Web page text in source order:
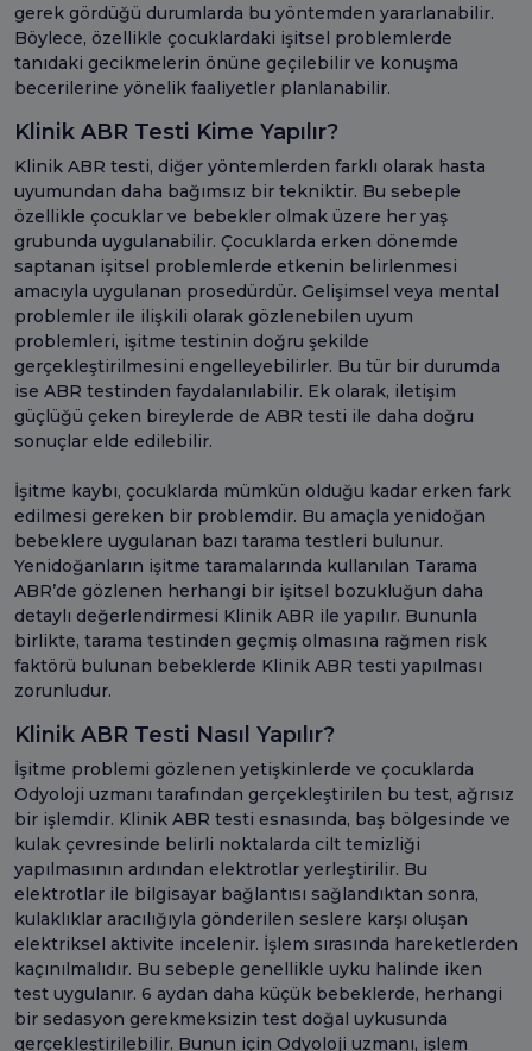
gerek gördüğü durumlarda bu yöntemden yararlanabilir.
Böylece, özellikle çocuklardaki işitsel problemlerde
tanıdaki gecikmelerin önüne geçilebilir ve konuşma
becerilerine yönelik faaliyetler planlanabilir.
Klinik ABR Testi Kime Yapılır?
Klinik ABR testi, diğer yöntemlerden farklı olarak hasta
uyumundan daha bağımsız bir tekniktir. Bu sebeple
özellikle çocuklar ve bebekler olmak üzere her yaş
grubunda uygulanabilir. Çocuklarda erken dönemde
saptanan işitsel problemlerde etkenin belirlenmesi
amacıyla uygulanan prosedürdür. Gelişimsel veya mental
problemler ile ilişkili olarak gözlenebilen uyum
problemleri, işitme testinin doğru şekilde
gerçekleştirilmesini engelleyebilirler. Bu tür bir durumda
ise ABR testinden faydalanılabilir. Ek olarak, iletişim
güçlüğü çeken bireylerde de ABR testi ile daha doğru
sonuçlar elde edilebilir.
İşitme kaybı, çocuklarda mümkün olduğu kadar erken fark
edilmesi gereken bir problemdir. Bu amaçla yenidoğan
bebeklere uygulanan bazı tarama testleri bulunur.
Yenidoğanların işitme taramalarında kullanılan Tarama
ABR’de gözlenen herhangi bir işitsel bozukluğun daha
detaylı değerlendirmesi Klinik ABR ile yapılır. Bununla
birlikte, tarama testinden geçmiş olmasına rağmen risk
faktörü bulunan bebeklerde Klinik ABR testi yapılması
zorunludur.
Klinik ABR Testi Nasıl Yapılır?
İşitme problemi gözlenen yetişkinlerde ve çocuklarda
Odyoloji uzmanı tarafından gerçekleştirilen bu test, ağrısız
bir işlemdir. Klinik ABR testi esnasında, baş bölgesinde ve
kulak çevresinde belirli noktalarda cilt temizliği
yapılmasının ardından elektrotlar yerleştirilir. Bu
elektrotlar ile bilgisayar bağlantısı sağlandıktan sonra,
kulaklıklar aracılığıyla gönderilen seslere karşı oluşan
elektriksel aktivite incelenir. İşlem sırasında hareketlerden
kaçınılmalıdır. Bu sebeple genellikle uyku halinde iken
test uygulanır. 6 aydan daha küçük bebeklerde, herhangi
bir sedasyon gerekmeksizin test doğal uykusunda
gerçekleştirilebilir. Bunun için Odyoloji uzmanı, işlem